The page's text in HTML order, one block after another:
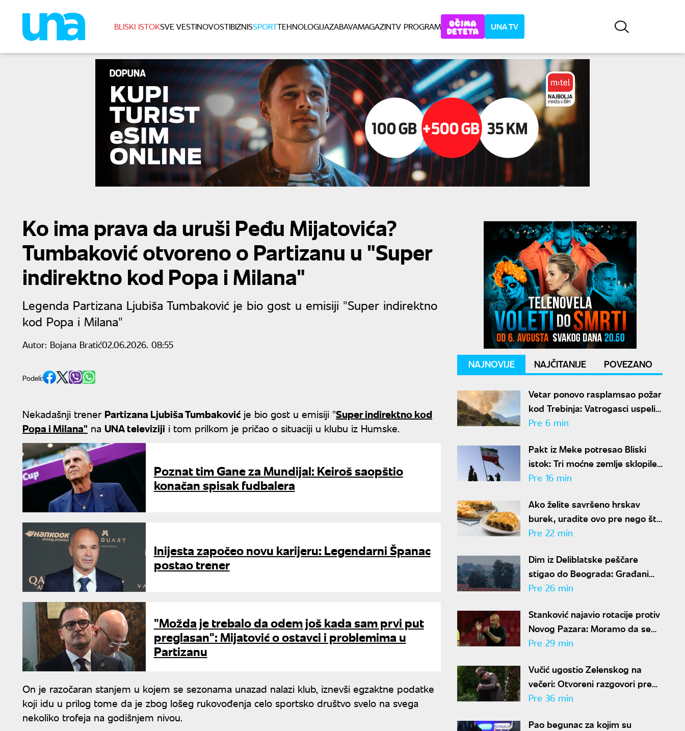
BLISKI ISTOKSVE VESTINOVOSTIBIZNISSPORTTEHNOLOGIJAZABAVAMAGAZINTV PROGRAM UNA TV
Ko ima prava da uruši Peđu Mijatovića?
Tumbaković otvoreno o Partizanu u "Super
indirektno kod Popa i Milana"
Legenda Partizana Ljubiša Tumbaković je bio gost u emisiji "Super indirektno
kod Popa i Milana"
Autor: Bojana Bratić02.06.2026. 08:55
Podeli:
Nekadašnji trener Partizana Ljubiša Tumbaković je bio gost u emisiji "Super indirektno kod
Popa i Milana" na UNA televiziji i tom prilkom je pričao o situaciji u klubu iz Humske.
Poznat tim Gane za Mundijal: Keiroš saopštio
konačan spisak fudbalera
Inijesta započeo novu karijeru: Legendarni Španac
postao trener
"Možda je trebalo da odem još kada sam prvi put
preglasan": Mijatović o ostavci i problemima u
Partizanu
On je razočaran stanjem u kojem se sezonama unazad nalazi klub, iznevši egzaktne podatke
koji idu u prilog tome da je zbog lošeg rukovođenja celo sportsko društvo svelo na svega
nekoliko trofeja na godišnjem nivou.
NAJNOVIJE NAJČITANIJE POVEZANO
Vetar ponovo rasplamsao požar
kod Trebinja: Vatrogasci uspeli
da ga lokalizuju
Pre 6 min
Pakt iz Meke potresao Bliski
istok: Tri moćne zemlje sklopile
odbrambeni savez, Iran poziva
Pre 16 min
Ako želite savršeno hrskav
burek, uradite ovo pre nego što
ga stavite u rernu
Pre 22 min
Dim iz Deliblatske peščare
stigao do Beograda: Građani
prijavljuju jak miris paljevine
Pre 26 min
Stanković najavio rotacije protiv
Novog Pazara: Moramo da se
spremimo za Hapoel
Pre 29 min
Vučić ugostio Zelenskog na
večeri: Otvoreni razgovori pred
zvanične sastanke
Pre 36 min
Pao begunac za kojim su